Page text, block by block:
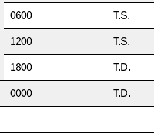
0600 T.S.
1200 T.S.
1800 T.D.
0000 T.D.